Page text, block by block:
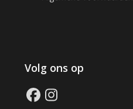
Volg ons op
Facebook
Instagram